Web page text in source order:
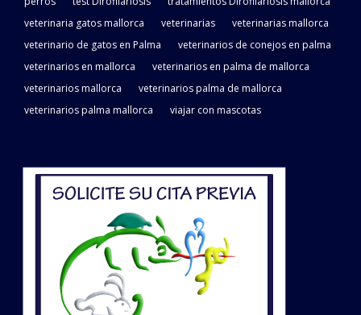
veterinaria gatos mallorca
veterinarias
veterinarias mallorca
veterinario de gatos en Palma
veterinarios de conejos en palma
veterinarios en mallorca
veterinarios en palma de mallorca
veterinarios mallorca
veterinarios palma de mallorca
veterinarios palma mallorca
viajar con mascotas